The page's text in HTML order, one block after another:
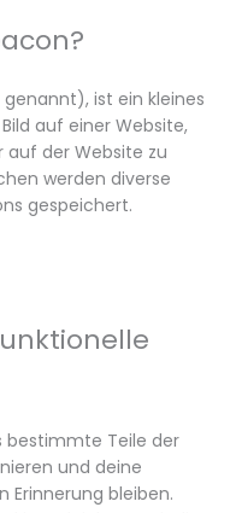
ist ein kleines
auf einer Website,
auf der Website zu
werden diverse
gespeichert.
bestimmte Teile der
und deine
Erinnerung bleiben.